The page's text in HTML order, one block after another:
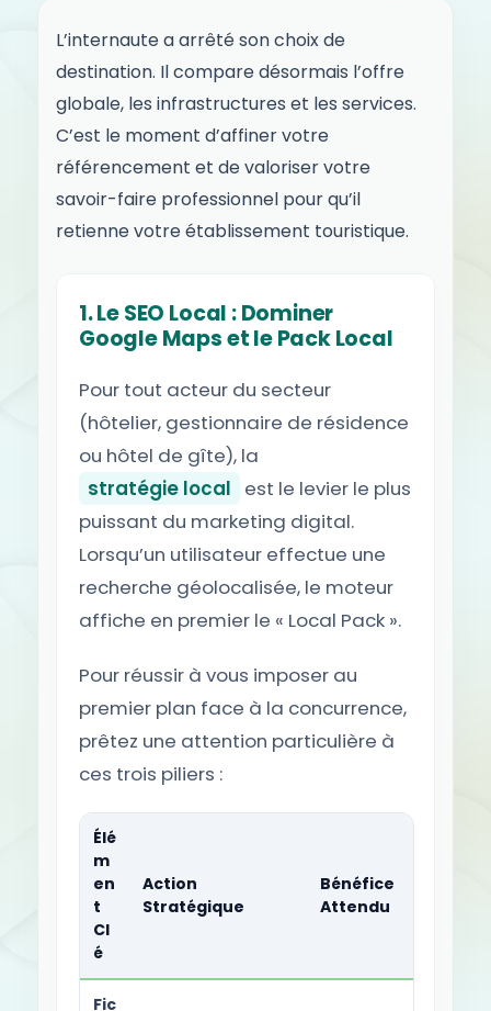
L’internaute a arrêté son choix de
destination. Il compare désormais l’offre
globale, les infrastructures et les services.
C’est le moment d’affiner votre
référencement et de valoriser votre
savoir-faire professionnel pour qu’il
retienne votre établissement touristique.
1. Le SEO Local : Dominer
Google Maps et le Pack Local
Pour tout acteur du secteur
(hôtelier, gestionnaire de résidence
ou hôtel de gîte), la
stratégie local est le levier le plus
puissant du marketing digital.
Lorsqu’un utilisateur effectue une
recherche géolocalisée, le moteur
affiche en premier le « Local Pack ».
Pour réussir à vous imposer au
premier plan face à la concurrence,
prêtez une attention particulière à
ces trois piliers :
Élé
m
en
t
Cl
é
Action
Stratégique
Bénéfice
Attendu
Fic